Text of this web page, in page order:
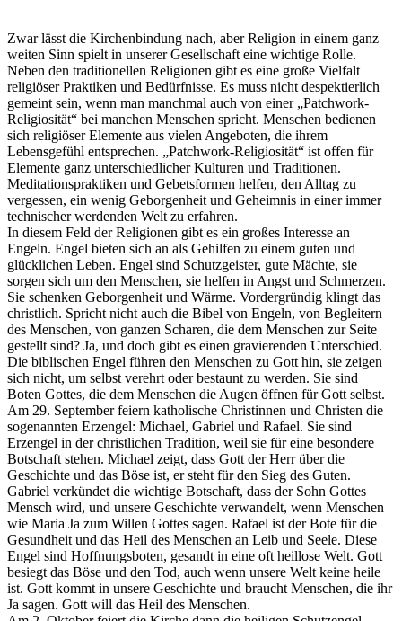
Zwar lässt die Kirchenbindung nach, aber Religion in einem ganz
weiten Sinn spielt in unserer Gesellschaft eine wichtige Rolle.
Neben den traditionellen Religionen gibt es eine große Vielfalt
religiöser Praktiken und Bedürfnisse. Es muss nicht despektierlich
gemeint sein, wenn man manchmal auch von einer „Patchwork-
Religiosität“ bei manchen Menschen spricht. Menschen bedienen
sich religiöser Elemente aus vielen Angeboten, die ihrem
Lebensgefühl entsprechen. „Patchwork-Religiosität“ ist offen für
Elemente ganz unterschiedlicher Kulturen und Traditionen.
Meditationspraktiken und Gebetsformen helfen, den Alltag zu
vergessen, ein wenig Geborgenheit und Geheimnis in einer immer
technischer werdenden Welt zu erfahren.
In diesem Feld der Religionen gibt es ein großes Interesse an
Engeln. Engel bieten sich an als Gehilfen zu einem guten und
glücklichen Leben. Engel sind Schutzgeister, gute Mächte, sie
sorgen sich um den Menschen, sie helfen in Angst und Schmerzen.
Sie schenken Geborgenheit und Wärme. Vordergründig klingt das
christlich. Spricht nicht auch die Bibel von Engeln, von Begleitern
des Menschen, von ganzen Scharen, die dem Menschen zur Seite
gestellt sind? Ja, und doch gibt es einen gravierenden Unterschied.
Die biblischen Engel führen den Menschen zu Gott hin, sie zeigen
sich nicht, um selbst verehrt oder bestaunt zu werden. Sie sind
Boten Gottes, die dem Menschen die Augen öffnen für Gott selbst.
Am 29. September feiern katholische Christinnen und Christen die
sogenannten Erzengel: Michael, Gabriel und Rafael. Sie sind
Erzengel in der christlichen Tradition, weil sie für eine besondere
Botschaft stehen. Michael zeigt, dass Gott der Herr über die
Geschichte und das Böse ist, er steht für den Sieg des Guten.
Gabriel verkündet die wichtige Botschaft, dass der Sohn Gottes
Mensch wird, und unsere Geschichte verwandelt, wenn Menschen
wie Maria Ja zum Willen Gottes sagen. Rafael ist der Bote für die
Gesundheit und das Heil des Menschen an Leib und Seele. Diese
Engel sind Hoffnungsboten, gesandt in eine oft heillose Welt. Gott
besiegt das Böse und den Tod, auch wenn unsere Welt keine heile
ist. Gott kommt in unsere Geschichte und braucht Menschen, die ihr
Ja sagen. Gott will das Heil des Menschen.